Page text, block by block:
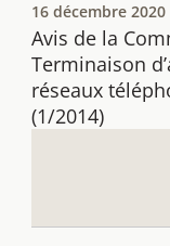
Avis de la
Terminaison
réseaux
(1/2014)
16 décembre 2020